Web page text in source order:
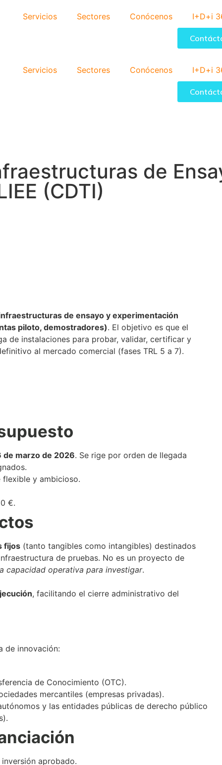
Servicios Sectores Conócenos I+D+i
Servicios Sectores Conócenos I+D+i
de
(CDTI)
de ensayo y experimentación
piloto, demostradores). El objetivo es que el
de instalaciones para probar, validar, certificar y
al mercado comercial (fases TRL 5 a 7).
de marzo de 2026. Se rige por orden de llegada
y ambicioso.
€.
fijos (tanto tangibles como intangibles) destinados
de pruebas. No es un proyecto de
capacidad operativa para investigar.
, facilitando el cierre administrativo del
de innovación:
de Conocimiento (OTC).
mercantiles (empresas privadas).
y las entidades públicas de derecho público
aprobado.